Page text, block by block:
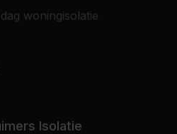
woningisolatie
Isolatie